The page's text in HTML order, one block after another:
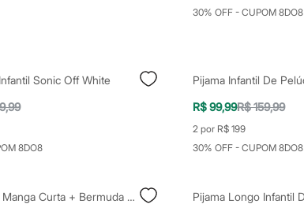
30% OFF - CUPOM 8DO8
Sonic Off White
8DO8
R$ 99,99R$ 159,99
2 por R$ 199
30% OFF - CUPOM 8DO8
Pijama Infantil Manga Curta + Bermuda Jurassic Capitão América Vermelho